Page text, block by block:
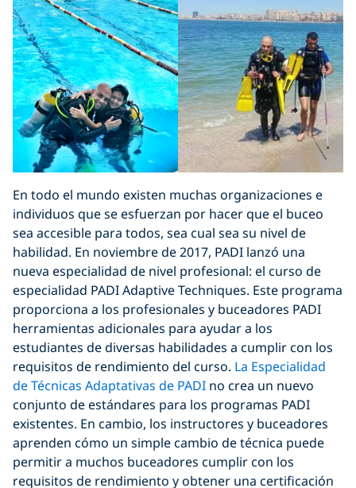
En todo el mundo existen muchas organizaciones e
individuos que se esfuerzan por hacer que el buceo
sea accesible para todos, sea cual sea su nivel de
habilidad. En noviembre de 2017, PADI lanzó una
nueva especialidad de nivel profesional: el curso de
especialidad PADI Adaptive Techniques. Este programa
proporciona a los profesionales y buceadores PADI
herramientas adicionales para ayudar a los
estudiantes de diversas habilidades a cumplir con los
requisitos de rendimiento del curso. La Especialidad
de Técnicas Adaptativas de PADI no crea un nuevo
conjunto de estándares para los programas PADI
existentes. En cambio, los instructores y buceadores
aprenden cómo un simple cambio de técnica puede
permitir a muchos buceadores cumplir con los
requisitos de rendimiento y obtener una certificación